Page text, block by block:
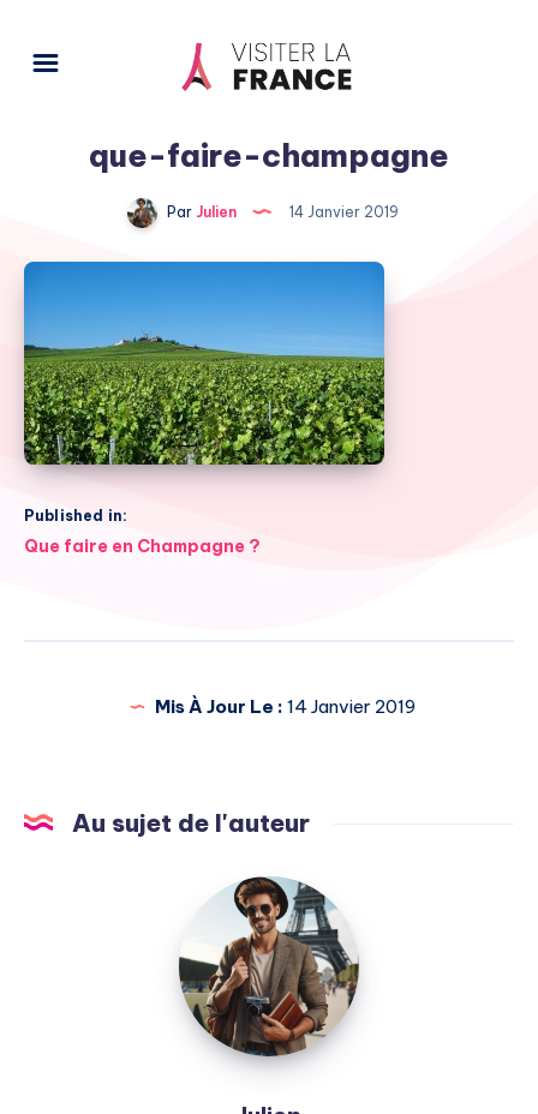
que-faire-champagne
Par Julien 14 Janvier 2019
Published in:
Navigation
Que faire en Champagne ?
Mis À Jour Le : 14 Janvier 2019
Au sujet de l'auteur
Julien